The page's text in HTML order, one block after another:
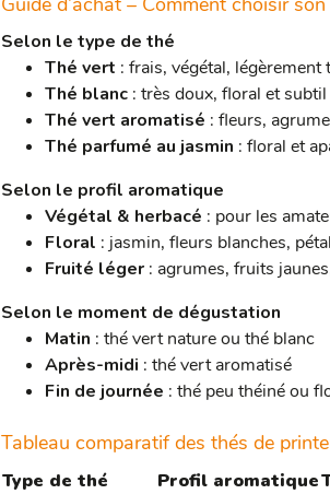
Selon le type de thé
Thé vert : frais, végétal, légèrement
Thé blanc: très doux, floral et subtil
Thé vert aromatisé : fleurs,
Thé parfumé au jasmin : floral et
Selon le profil aromatique
Végétal & herbacé : pour les
Floral : jasmin, fleurs blanches,
Fruité léger: agrumes, fruits
Selon le moment de dégustation
Matin : thé vert nature ou thé blanc
Après-midi : thé vert aromatisé
Fin de journée : thé peu théiné ou
Tableau comparatif des thés de
Type de thé Profil aromatique